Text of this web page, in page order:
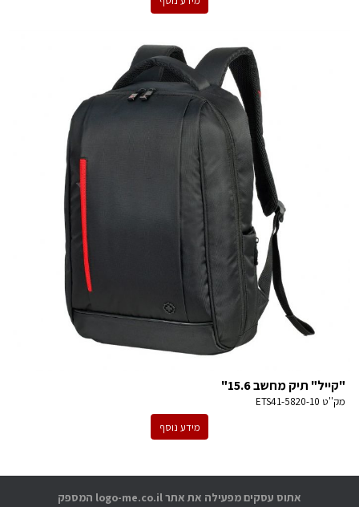
"קייל" תיק מחשב 15.6"
מק''ט ETS41-5820-10
מידע נוסף
אתוס עסקים מפעילה את אתר logo-me.co.il המספק